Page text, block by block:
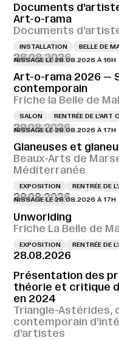
Documents
Art-o-rama
Documents
INSTALLATION BELLE DE
28.08.2026
LE 28.08.2026 À 16H
Art-o-rama 2026 —
contemporain
Friche la Belle de
SALON RENTRÉE DE L'ART
29.08.2026
LE 28.08.2026 À 17H
Glaneuses et
Beaux-Arts de
Méditerranée
EXPOSITION RENTRÉE DE
29.08.2026
LE 28.08.2026 À 17H
Unworlding
Friche La Belle de
EXPOSITION RENTRÉE DE
28.08.2026
Présentation des
théorie et critique
en 2024
Triangle-Astérides,
contemporain
d’artistes